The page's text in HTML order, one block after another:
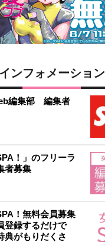
インフォメーション
編集部 編集者
！」のフリーラ
者募集
！無料会員募集
登録するだけで
典がもりだくさ